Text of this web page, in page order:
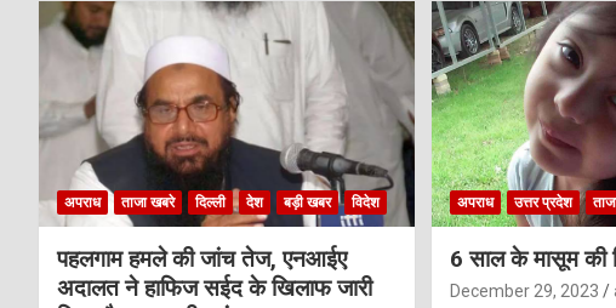
अपराध ताजा खबरे दिल्ली देश बड़ी खबर विदेश
पहलगाम हमले की जांच तेज, एनआईए
अदालत ने हाफिज सईद के खिलाफ जारी
अपराध उत्तर प्रदेश
6 साल के मासूम की
December 29, 2023